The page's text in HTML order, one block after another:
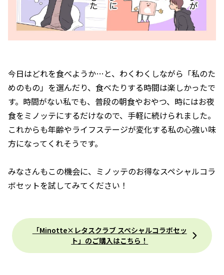
今日はどれを食べようか…と、わくわくしながら「私のた
めのもの」を選んだり、食べたりする時間は楽しかったで
す。時間がない私でも、普段の朝食やおやつ、時にはお夜
食をミノッテにするだけなので、手軽に続けられました。
これからも年齢やライフステージが変化する私の心強い味
方になってくれそうです。
みなさんもこの機会に、ミノッテのお得なスペシャルコラ
ボセットを試してみてください！
「Minotte×レタスクラブ スペシャルコラボセッ
ト」のご購入はこちら！